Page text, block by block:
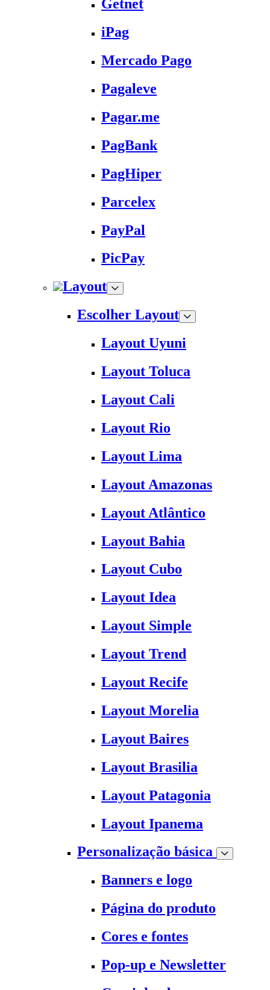
Getnet
iPag
Mercado Pago
Pagaleve
Pagar.me
PagBank
PagHiper
Parcelex
PayPal
PicPay
Layout
Escolher Layout
Layout Uyuni
Layout Toluca
Layout Cali
Layout Rio
Layout Lima
Layout Amazonas
Layout Atlântico
Layout Bahia
Layout Cubo
Layout Idea
Layout Simple
Layout Trend
Layout Recife
Layout Morelia
Layout Baires
Layout Brasilia
Layout Patagonia
Layout Ipanema
Personalização básica
Banners e logo
Página do produto
Cores e fontes
Pop-up e Newsletter